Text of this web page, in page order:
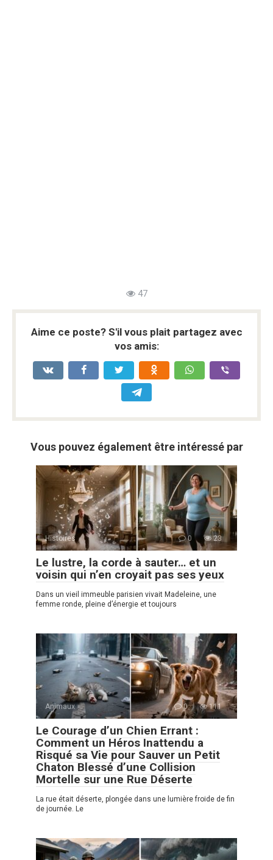
47
Aime ce poste? S'il vous plait partagez avec
vos amis:
Vous pouvez également être intéressé par
Histoires 0 23
Le lustre, la corde à sauter… et un
voisin qui n’en croyait pas ses yeux
Dans un vieil immeuble parisien vivait Madeleine, une
femme ronde, pleine d’énergie et toujours
Animaux 0 111
Le Courage d’un Chien Errant :
Comment un Héros Inattendu a
Risqué sa Vie pour Sauver un Petit
Chaton Blessé d’une Collision
Mortelle sur une Rue Déserte
La rue était déserte, plongée dans une lumière froide de fin
de journée. Le